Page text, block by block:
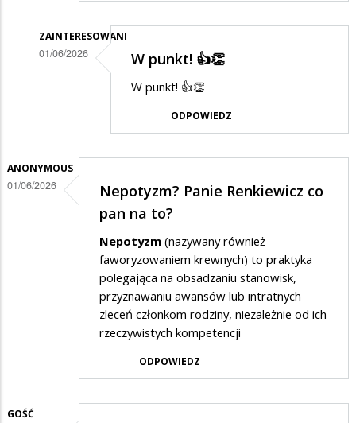
ZAINTERESOWANI
01/06/2026
odpowiedzi
na
wschodzie
W punkt! 👍👏
W punkt! 👍👏
ODPOWIEDZ
ANONYMOUS
01/06/2026
Nepotyzm? Panie Renkiewicz co
pan na to?
Nepotyzm (nazywany również
faworyzowaniem krewnych) to praktyka
polegająca na obsadzaniu stanowisk,
przyznawaniu awansów lub intratnych
zleceń członkom rodziny, niezależnie od ich
rzeczywistych kompetencji
ODPOWIEDZ
GOŚĆ